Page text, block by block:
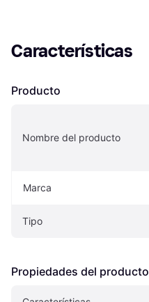
Características
Producto
Nombre del producto
Marca
Tipo
Propiedades del producto